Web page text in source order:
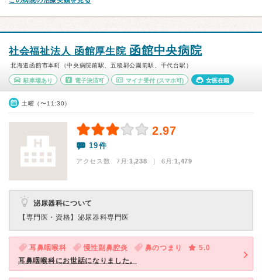
社会福祉法人 函館厚生院 函館中央病院
北海道函館市本町（中央病院前駅、五稜郭公園前駅、千代台駅）
駐車場あり 電子決済可 マイナ受付 (スマホ可) 女医在籍
土曜（〜11:30）
2.97
19件
アクセス数 7月:1,238 | 6月:1,479
泌尿器科について
【専門医・資格】 泌尿器科専門医
耳鼻咽喉科 慢性副鼻腔炎 鼻のつまり
5.0
耳鼻咽喉科にお世話になりました。